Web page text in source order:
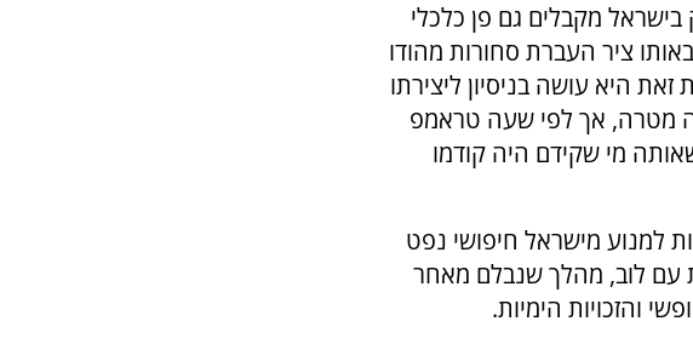
מקבלים גם פן כלכלי
ציר העברת סחורות מהודו
היא עושה בניסיון ליצירתו
מטרה, אך לפי שעה טראמפ
מי שקידם היה קודמו
למנוע מישראל חיפושי נפט
עם לוב, מהלך שנבלם מאחר
והזכויות הימיות.